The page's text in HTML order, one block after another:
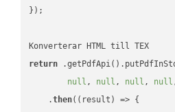
});
return
null , null , null , null
    .
then( (result) => {